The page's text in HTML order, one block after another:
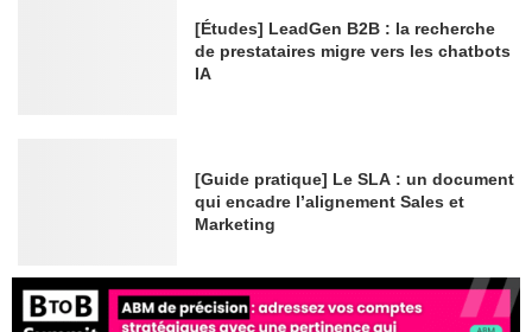
[Études] LeadGen B2B : la recherche
de prestataires migre vers les chatbots
IA
[Guide pratique] Le SLA : un document
qui encadre l’alignement Sales et
Marketing